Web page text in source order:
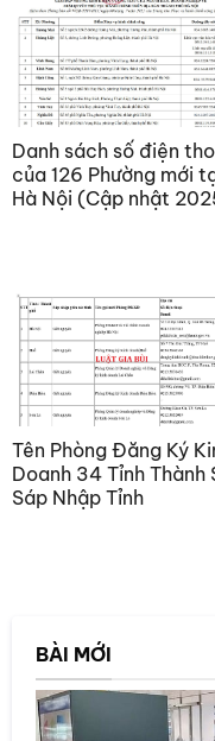
Danh sách số điện
của 126 Phường mới
Hà Nội (Cập nhật
Tên Phòng Đăng Ký
Doanh 34 Tỉnh Thành
Sáp Nhập Tỉnh
BÀI MỚI